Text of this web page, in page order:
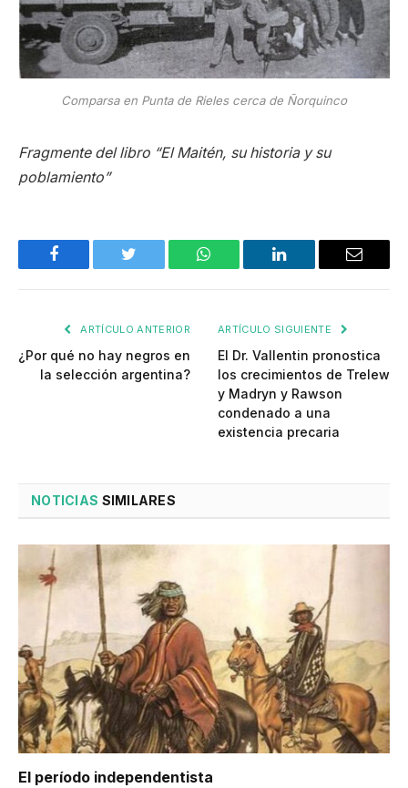
Comparsa en Punta de Rieles cerca de Ñorquinco
Fragmente del libro “El Maitén, su historia y su
poblamiento”
Facebook Twitter WhatsApp LinkedIn Email
ARTÍCULO ANTERIOR
¿Por qué no hay negros en
la selección argentina?
ARTÍCULO SIGUIENTE
El Dr. Vallentin pronostica
los crecimientos de Trelew
y Madryn y Rawson
condenado a una
existencia precaria
NOTICIAS SIMILARES
El período independentista